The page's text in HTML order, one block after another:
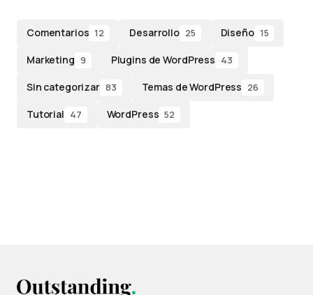
Comentarios 12 Desarrollo 25 Diseño 15
Marketing 9 Plugins de WordPress 43
Sin categorizar 83 Temas de WordPress 26
Tutorial 47 WordPress 52